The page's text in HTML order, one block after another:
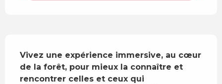
Vivez une expérience immersive, au cœur
de la forêt, pour mieux la connaître et
rencontrer celles et ceux qui